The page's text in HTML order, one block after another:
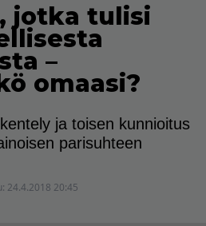
jotka tulisi
–
omaasi?
ja toisen kunnioitus
parisuhteen
24.4.2018 20:45